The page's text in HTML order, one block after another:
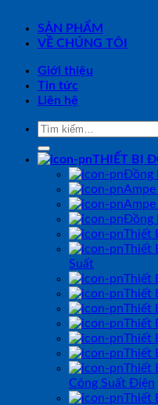
SẢN PHẨM
VỀ CHÚNG TÔI
Giới thiệu
Tin tức
Liên hệ
Tìm
kiếm:
THIẾT BỊ
Đồng
Ampe
Đồng
Thiết
Thiết
Suất
Thiết
Thiết
Thiết
Thiết
Thiết
Thiết
Thiết
Công Suất Điện
Thiết